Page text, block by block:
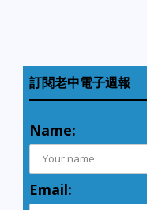
訂閱老中電子週報
Name:
Email: